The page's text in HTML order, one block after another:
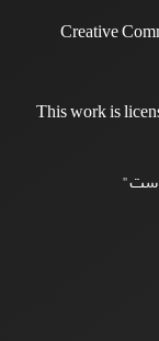
Creative
This work is